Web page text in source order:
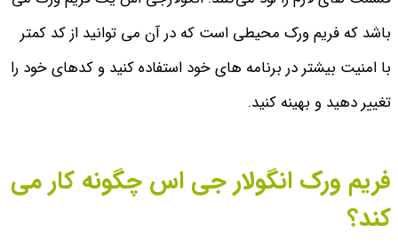
باشد که فریم ورک محیطی است که در آن می توانید از کد کمتر
با امنیت بیشتر در برنامه های خود استفاده کنید و کدهای خود را
تغییر دهید و بهینه کنید.
فریم ورک انگولار جی اس چگونه کار می
کند؟